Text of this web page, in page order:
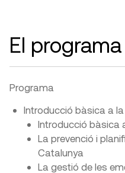
El programa
Programa
Introducció bàsica a
Introducció bàsica
La prevenció i
Catalunya
La gestió de les